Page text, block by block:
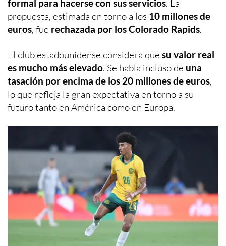
formal para hacerse con sus servicios. La
propuesta, estimada en torno a los 10 millones de
euros, fue rechazada por los Colorado Rapids.
El club estadounidense considera que su valor real
es mucho más elevado. Se habla incluso de una
tasación por encima de los 20 millones de euros,
lo que refleja la gran expectativa en torno a su
futuro tanto en América como en Europa.